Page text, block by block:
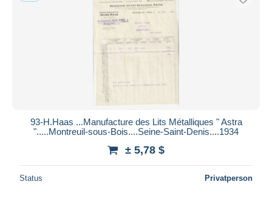
93-H.Haas ...Manufacture des Lits Métalliques " Astra
".....Montreuil-sous-Bois....Seine-Saint-Denis....1934
± 5,78 $
Status Privatperson